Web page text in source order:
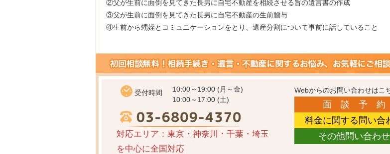
②父が生前に面倒を見てきた長男に自宅不動産を相続させる旨の遺言書の作成
③父が生前に面倒を見てきた長男に自宅不動産の生前贈与
④生前から甥姪とコミュニケーションをとり、遺産分割について事前に話していること
受付時間
10:00～19:00 (月～金)
10:00～17:00 (土)
対応エリア：東京・神奈川・千葉・埼玉
を中心に全国対応
Webからのお問い合わせはこ
面 談 予 約
料金に関する問い合
その他問い合わせ